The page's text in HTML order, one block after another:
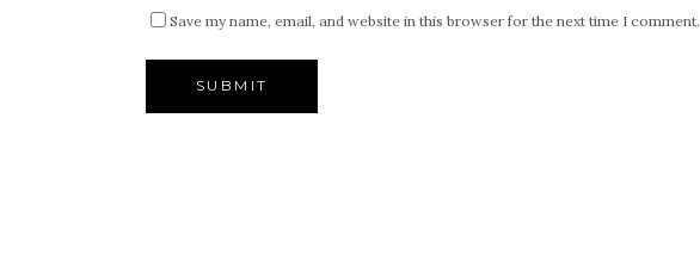
Save my name, email, and website in this browser for the next time I comment.